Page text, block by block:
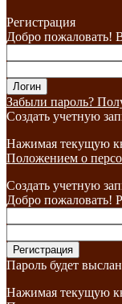
Регистрация
Добро пожаловать!
Забыли пароль?
Создать учетную
Нажимая текущую
Положением о
Создать учетную
Добро пожаловать!
Пароль будет
Нажимая текущую